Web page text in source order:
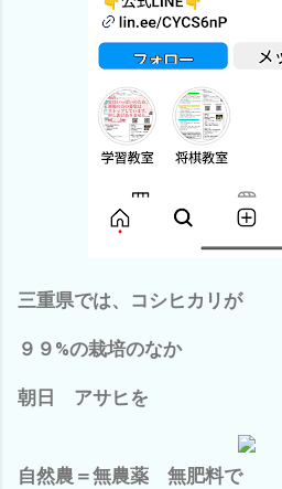
三重県では、コシヒカリが
９９%の栽培のなか
朝日 アサヒを
自然農＝無農薬 無肥料で